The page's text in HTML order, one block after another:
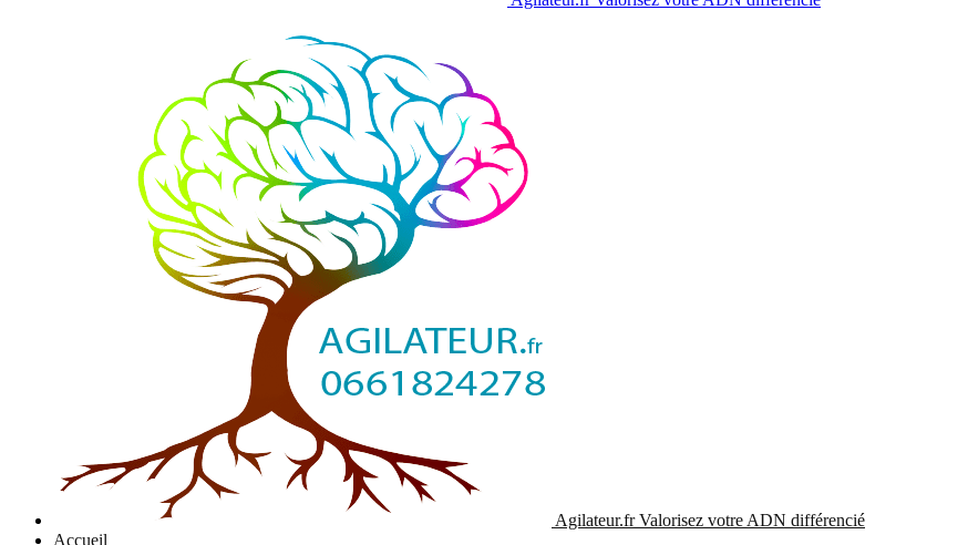
Agilateur.frValorisez votre ADN différencié
Accueil